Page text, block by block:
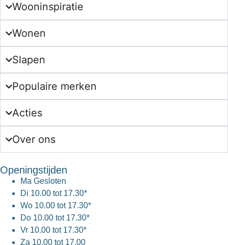
Wooninspiratie
Wonen
Slapen
Populaire merken
Acties
Over ons
Openingstijden
Ma Gesloten
Di 10.00 tot 17.30*
Wo 10.00 tot 17.30*
Do 10.00 tot 17.30*
Vr 10.00 tot 17.30*
Za 10.00 tot 17.00